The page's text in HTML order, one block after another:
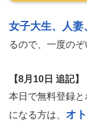
女子大生、人
るので、一度のぞ
【8月10日 追記】
本日で無料登録
になる方は、 オ